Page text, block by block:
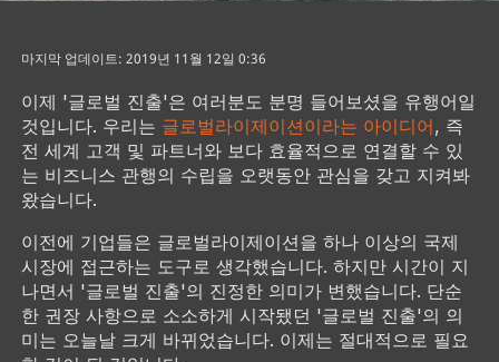
마지막 업데이트: 2019년 11월 12일 0:36
이제 '글로벌 진출'은 여러분도 분명 들어보셨을 유행어일
것입니다. 우리는 글로벌라이제이션이라는 아이디어, 즉
전 세계 고객 및 파트너와 보다 효율적으로 연결할 수 있
는 비즈니스 관행의 수립을 오랫동안 관심을 갖고 지켜봐
왔습니다.
이전에 기업들은 글로벌라이제이션을 하나 이상의 국제
시장에 접근하는 도구로 생각했습니다. 하지만 시간이 지
나면서 '글로벌 진출'의 진정한 의미가 변했습니다. 단순
한 권장 사항으로 소소하게 시작됐던 '글로벌 진출'의 의
미는 오늘날 크게 바뀌었습니다. 이제는 절대적으로 필요